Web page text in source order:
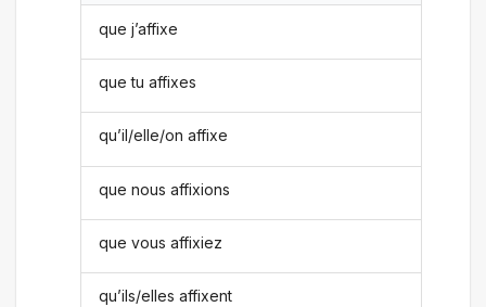
que j’affixe
que tu affixes
qu’il/elle/on affixe
que nous affixions
que vous affixiez
qu’ils/elles affixent